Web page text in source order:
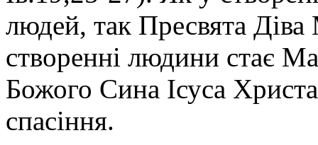
людей, так Пресвята Діва
створенні людини стає
Божого Сина Ісуса
спасіння.